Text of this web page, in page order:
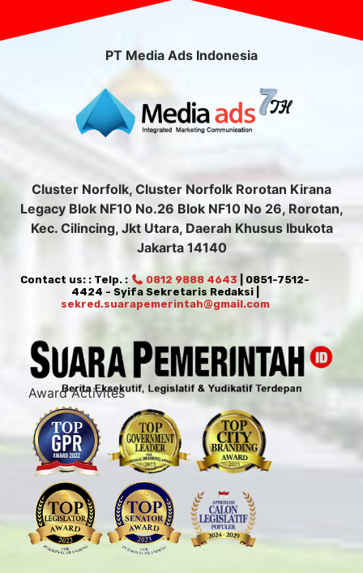
PT Media Ads Indonesia
Cluster Norfolk, Cluster Norfolk Rorotan Kirana
Legacy Blok NF10 No.26 Blok NF10 No 26, Rorotan,
Kec. Cilincing, Jkt Utara, Daerah Khusus Ibukota
Jakarta 14140
Contact us: : Telp. : 0812 9888 4643 | 0851-7512-
4424 - Syifa Sekretaris Redaksi |
sekred.suarapemerintah@gmail.com
Award Activites